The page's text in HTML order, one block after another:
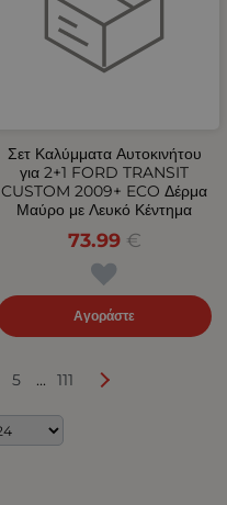
Σετ Καλύμματα Αυτοκινήτου
για 2+1 FORD TRANSIT
CUSTOM 2009+ ECO Δέρμα
Μαύρο με Λευκό Κέντημα
73.99 €
Αγοράστε
5 ... 111